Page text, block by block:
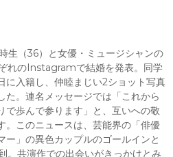
生（36）と女優・ミュージシャンの
れのInstagramで結婚を発表。同学
に入籍し、仲睦まじい2ショット写真
た。連名メッセージでは「これから
で歩んで参ります」と、互いへの敬
。このニュースは、芸能界の「俳優
ー」の異色カップルのゴールインと
。共演作での出会いがきっかけとみ